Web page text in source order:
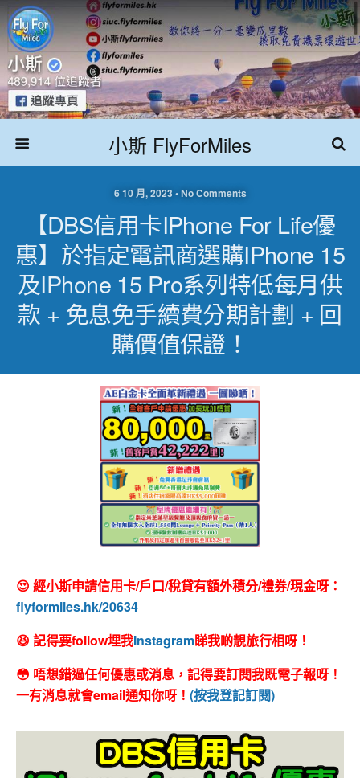
小斯 FlyForMiles
6 10 月, 2023 • No Comments
【DBS信用卡iPhone For Life優
惠】於指定電訊商選購iPhone 15
及iPhone 15 Pro系列特低每月供
款 + 免息免手續費分期計劃 + 回
購價值保證！
😍 經小斯申請信用卡/戶口/稅貸有額外積分/禮券/現金呀：
flyformiles.hk/20634
😆 記得要follow埋我Instagram睇我啲靚旅行相呀！
😳 唔想錯過任何優惠或消息，記得要訂閱我既電子報呀！
一有消息就會email通知你呀！ (按我登記訂閱)